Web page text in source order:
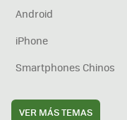
Android
iPhone
Smartphones Chinos
VER MÁS TEMAS